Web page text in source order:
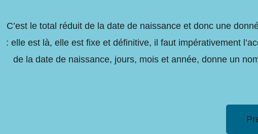
C’est le total réduit de la date de naissance et donc une
: elle est là, elle est fixe et définitive, il faut impérativement
de la date de naissance, jours, mois et année, donne un